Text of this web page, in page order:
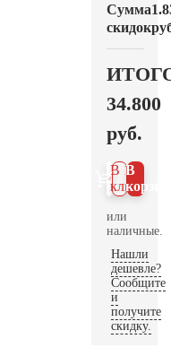
Сумма
скидок
34.800
руб.
В
В 1
клик
или
наличные.
Нашли
дешевле?
Сообщите
и
получите
скидку.